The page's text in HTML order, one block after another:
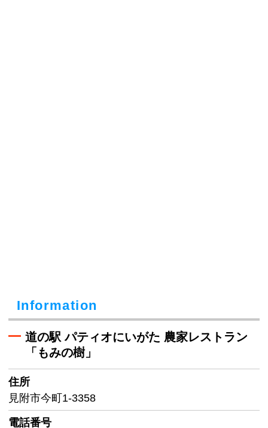
Information
道の駅 パティオにいがた 農家レストラン
「もみの樹」
住所
見附市今町1-3358
電話番号